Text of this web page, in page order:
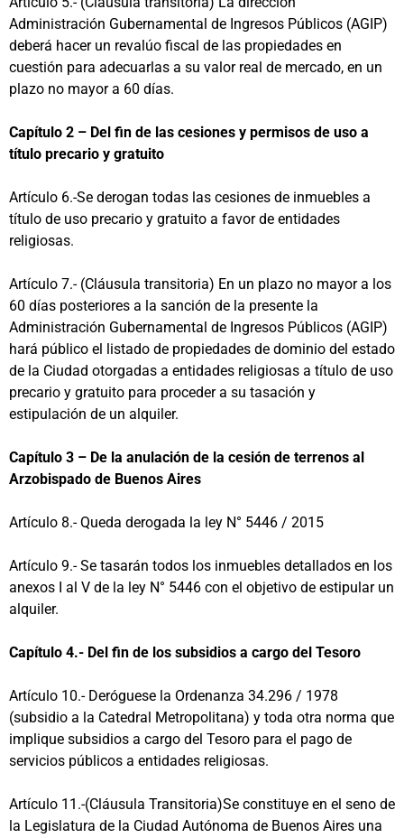
Administración Gubernamental de Ingresos Públicos (AGIP)
deberá hacer un revalúo fiscal de las propiedades en
cuestión para adecuarlas a su valor real de mercado, en un
plazo no mayor a 60 días.
Capítulo 2 – Del fin de las cesiones y permisos de uso a
título precario y gratuito
Artículo 6.-Se derogan todas las cesiones de inmuebles a
título de uso precario y gratuito a favor de entidades
religiosas.
Artículo 7.- (Cláusula transitoria) En un plazo no mayor a los
60 días posteriores a la sanción de la presente la
Administración Gubernamental de Ingresos Públicos (AGIP)
hará público el listado de propiedades de dominio del estado
de la Ciudad otorgadas a entidades religiosas a título de uso
precario y gratuito para proceder a su tasación y
estipulación de un alquiler.
Capítulo 3 – De la anulación de la cesión de terrenos al
Arzobispado de Buenos Aires
Artículo 8.- Queda derogada la ley N° 5446 / 2015
Artículo 9.- Se tasarán todos los inmuebles detallados en los
anexos I al V de la ley N° 5446 con el objetivo de estipular un
alquiler.
Capítulo 4.- Del fin de los subsidios a cargo del Tesoro
Artículo 10.- Deróguese la Ordenanza 34.296 / 1978
(subsidio a la Catedral Metropolitana) y toda otra norma que
implique subsidios a cargo del Tesoro para el pago de
servicios públicos a entidades religiosas.
Artículo 11.-(Cláusula Transitoria)Se constituye en el seno de
la Legislatura de la Ciudad Autónoma de Buenos Aires una